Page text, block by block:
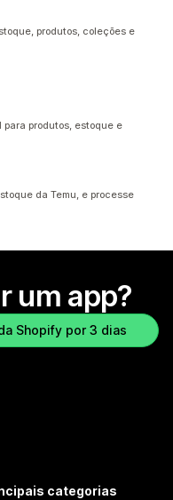
produtos, coleções e
produtos, estoque e
da Temu, e processe
um app?
Shopify por 3 dias
categorias